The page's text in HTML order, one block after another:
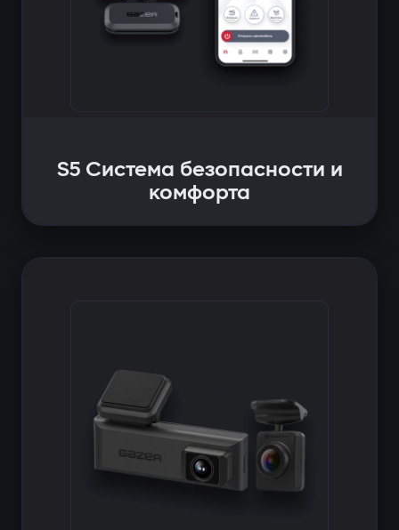
S5 Система безопасности и
комфорта